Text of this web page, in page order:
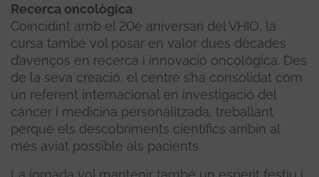
Recerca oncològica
Coincidint amb el 20è aniversari del VHIO, la
cursa també vol posar en valor dues dècades
d’avenços en recerca i innovació oncològica. Des
de la seva creació, el centre s’ha consolidat com
un referent internacional en investigació del
càncer i medicina personalitzada, treballant
perquè els descobriments científics arribin al
més aviat possible als pacients.